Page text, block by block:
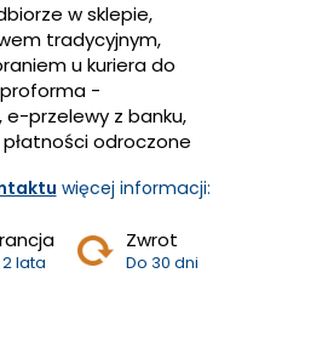
w sklepie,
tradycyjnym,
u kuriera do
proforma -
e-przelewy z banku,
odroczone
więcej informacji:
2 lata
Zwrot
Do 30 dni